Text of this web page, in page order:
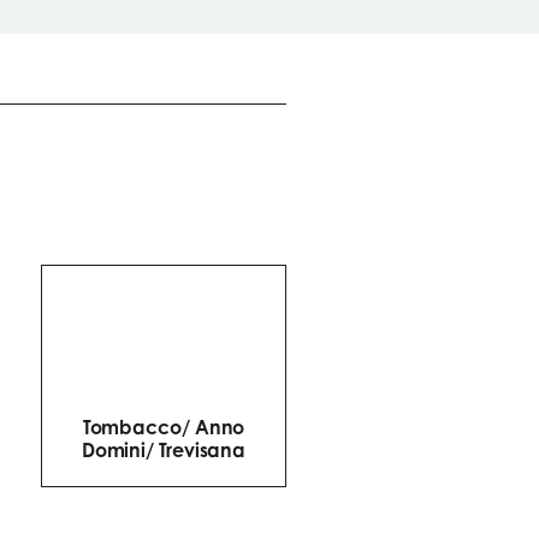
strenger en steviger
Tombacco/ Anno
Domini/ Trevisana